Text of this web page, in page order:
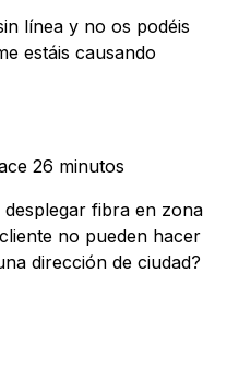
línea y no os podéis
estáis causando
26 minutos
desplegar fibra en zona
no pueden hacer
dirección de ciudad?